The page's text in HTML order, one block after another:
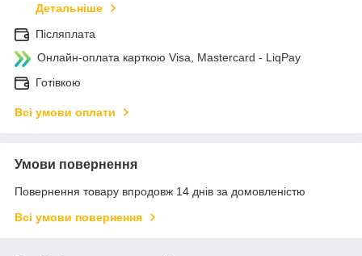
Детальніше
Післяплата
Онлайн-оплата карткою Visa, Mastercard - LiqPay
Готівкою
Всі умови оплати
Умови повернення
Повернення товару впродовж 14 днів за домовленістю
Всі умови повернення